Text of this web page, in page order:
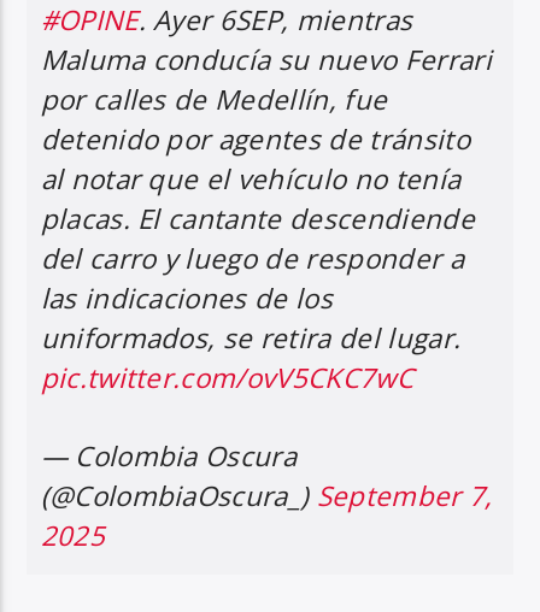
#OPINE. Ayer 6SEP, mientras
Maluma conducía su nuevo Ferrari
por calles de Medellín, fue
detenido por agentes de tránsito
al notar que el vehículo no tenía
placas. El cantante descendiende
del carro y luego de responder a
las indicaciones de los
uniformados, se retira del lugar.
pic.twitter.com/ovV5CKC7wC
— Colombia Oscura
(@ColombiaOscura_) September 7,
2025